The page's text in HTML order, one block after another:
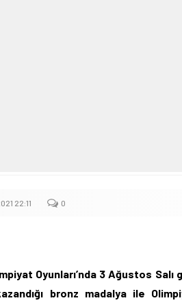
22:11 0
Oyunları’nda 3 Ağustos
bronz madalya ile